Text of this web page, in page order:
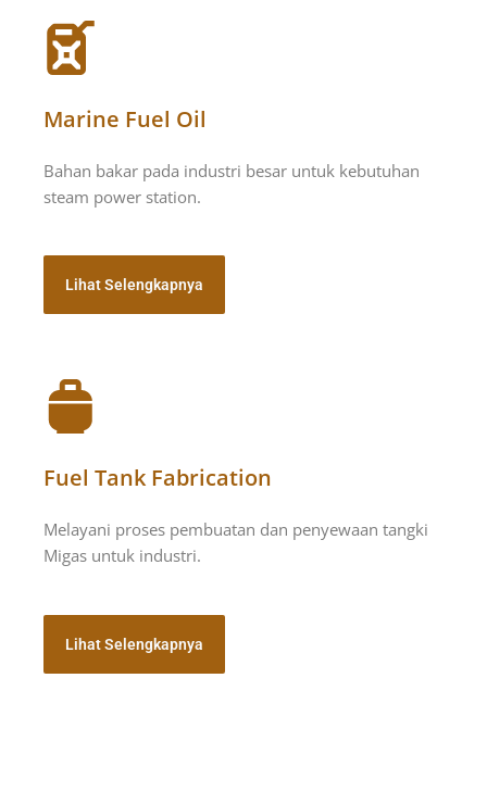
Marine Fuel Oil
Bahan bakar pada industri besar untuk kebutuhan
steam power station.
Lihat Selengkapnya
Fuel Tank Fabrication
Melayani proses pembuatan dan penyewaan tangki
Migas untuk industri.
Lihat Selengkapnya